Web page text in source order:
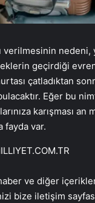
verilmesinin nedeni,
geçirdiği
çatladıktan
Eğer bu
karışması an
fayda var.
ve diğer
bize iletişim